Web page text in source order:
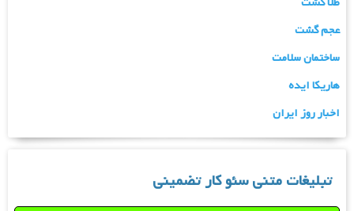
عجم گشت
ساختمان سلامت
هاریکا ایده
اخبار روز ایران
تبلیغات متنی سئو کار تضمینی